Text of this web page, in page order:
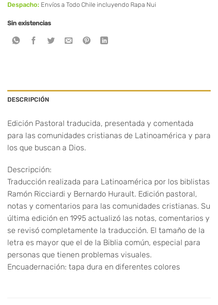
Despacho: Envíos a Todo Chile incluyendo Rapa Nui
Sin existencias
DESCRIPCIÓN
Edición Pastoral traducida, presentada y comentada
para las comunidades cristianas de Latinoamérica y para
los que buscan a Dios.
Descripción:
Traducción realizada para Latinoamérica por los biblistas
Ramón Ricciardi y Bernardo Hurault. Edición pastoral,
notas y comentarios para las comunidades cristianas. Su
última edición en 1995 actualizó las notas, comentarios y
se revisó completamente la traducción. El tamaño de la
letra es mayor que el de la Biblia común, especial para
personas que tienen problemas visuales.
Encuadernación: tapa dura en diferentes colores